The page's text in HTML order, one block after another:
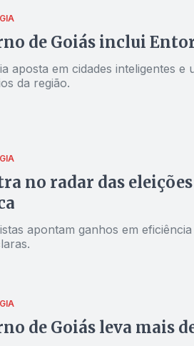
de Goiás inclui
aposta em cidades inteligentes
da região.
no radar das
apontam ganhos em
de Goiás leva mais